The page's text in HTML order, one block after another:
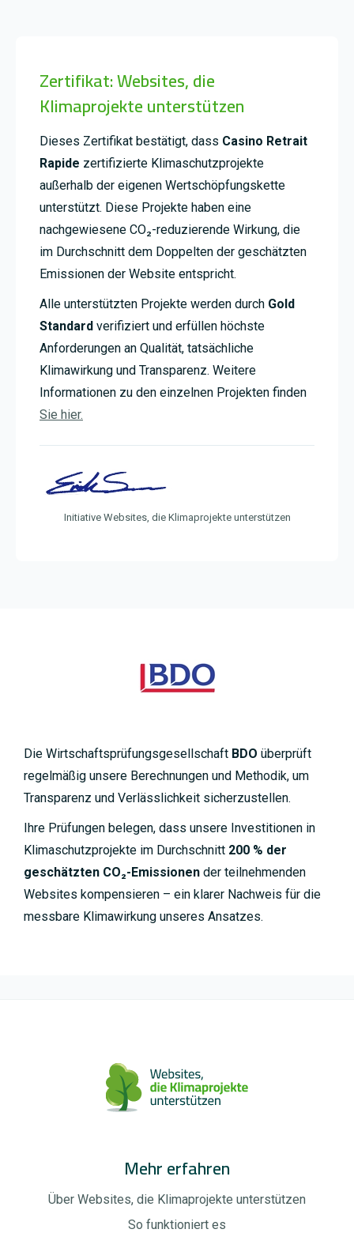
Zertifikat: Websites, die
Klimaprojekte unterstützen
Dieses Zertifikat bestätigt, dass Casino Retrait
Rapide zertifizierte Klimaschutzprojekte
außerhalb der eigenen Wertschöpfungskette
unterstützt. Diese Projekte haben eine
nachgewiesene CO₂-reduzierende Wirkung, die
im Durchschnitt dem Doppelten der geschätzten
Emissionen der Website entspricht.
Alle unterstützten Projekte werden durch Gold
Standard verifiziert und erfüllen höchste
Anforderungen an Qualität, tatsächliche
Klimawirkung und Transparenz. Weitere
Informationen zu den einzelnen Projekten finden
Sie hier.
Initiative Websites, die Klimaprojekte unterstützen
Die Wirtschaftsprüfungsgesellschaft BDO überprüft
regelmäßig unsere Berechnungen und Methodik, um
Transparenz und Verlässlichkeit sicherzustellen.
Ihre Prüfungen belegen, dass unsere Investitionen in
Klimaschutzprojekte im Durchschnitt 200 % der
geschätzten CO₂-Emissionen der teilnehmenden
Websites kompensieren – ein klarer Nachweis für die
messbare Klimawirkung unseres Ansatzes.
Mehr erfahren
Über Websites, die Klimaprojekte unterstützen
So funktioniert es